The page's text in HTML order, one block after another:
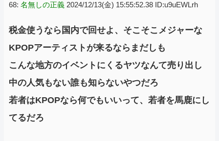
68: 名無しの正義 2024/12/13(金) 15:55:52.38 ID:u9uEWLrh
税金使うなら国内で回せよ、そこそこメジャーな
KPOPアーティストが来るならまだしも
こんな地方のイベントにくるヤツなんて売り出し
中の人気もない誰も知らないやつだろ
若者はKPOPなら何でもいいって、若者を馬鹿にし
てるだろ